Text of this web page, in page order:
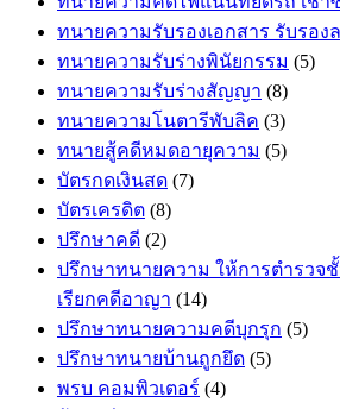
ทนายความรับรองเอกสาร รับรอง
ทนายความรับร่างพินัยกรรม (5)
ทนายความรับร่างสัญญา (8)
ทนายความโนตารีพับลิค (3)
ทนายสู้คดีหมดอายุความ (5)
บัตรกดเงินสด (7)
บัตรเครดิต (8)
ปรึกษาคดี (2)
ปรึกษาทนายความ ให้การตำรวจ
เรียกคดีอาญา (14)
ปรึกษาทนายความคดีบุกรุก (5)
ปรึกษาทนายบ้านถูกยึด (5)
พรบ คอมพิวเตอร์ (4)